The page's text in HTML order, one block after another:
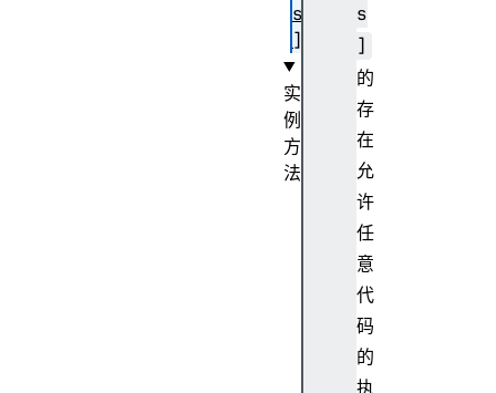
s
]
的
存
在
允
许
任
意
代
码
的
执
s
]
实
例
方
法